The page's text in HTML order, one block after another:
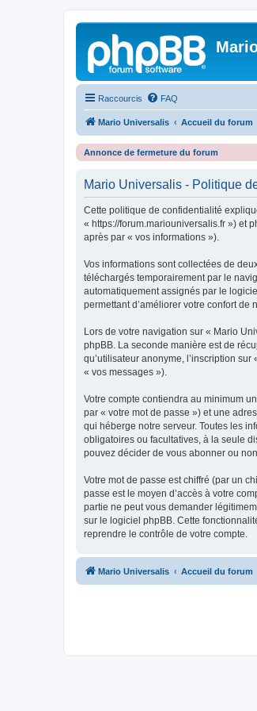
Raccourcis FAQ
Mario Universalis Accueil du forum
Annonce de fermeture du forum
Mario Universalis - Politique
Cette politique de confidentialité
« https://forum.mariouniversalis.fr ») et
après par « vos informations »).
Vos informations sont collectées de
téléchargés temporairement par le
automatiquement assignés par le
permettant d’améliorer votre confort de
Lors de votre navigation sur « Mario
phpBB. La seconde manière est de
qu’utilisateur anonyme, l’inscription
« vos messages »).
Votre compte contiendra au minimum
par « votre mot de passe ») et une
qui héberge notre serveur. Toutes les
obligatoires ou facultatives, à la seule
pouvez décider de vous abonner ou
Votre mot de passe est chiffré (par un
passe est le moyen d’accès à votre
partie ne peut vous demander
sur le logiciel phpBB. Cette
reprendre le contrôle de votre compte.
Mario Universalis Accueil du forum